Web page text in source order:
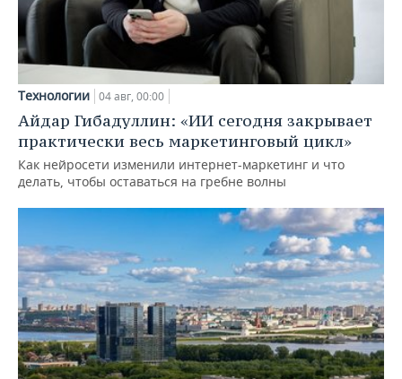
Технологии 04 авг, 00:00
Айдар Гибадуллин: «ИИ сегодня закрывает
практически весь маркетинговый цикл»
Как нейросети изменили интернет-маркетинг и что
делать, чтобы оставаться на гребне волны